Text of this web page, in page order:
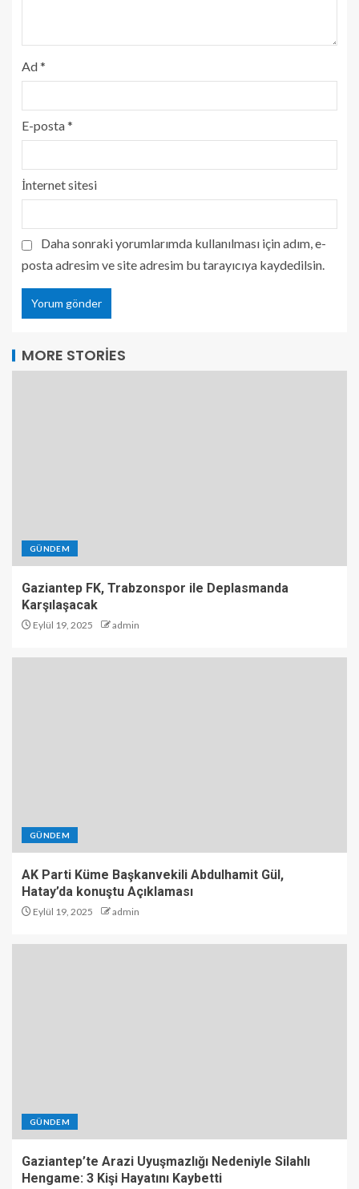
Ad*
E-posta*
İnternet sitesi
Daha sonraki yorumlarımda kullanılması için adım, e-
posta adresim ve site adresim bu tarayıcıya kaydedilsin.
MORE STORIES
GÜNDEM
Gaziantep FK, Trabzonspor ile Deplasmanda
Karşılaşacak
Eylül 19, 2025 admin
GÜNDEM
AK Parti Küme Başkanvekili Abdulhamit Gül,
Hatay’da konuştu Açıklaması
Eylül 19, 2025 admin
GÜNDEM
Gaziantep’te Arazi Uyuşmazlığı Nedeniyle Silahlı
Hengame: 3 Kişi Hayatını Kaybetti